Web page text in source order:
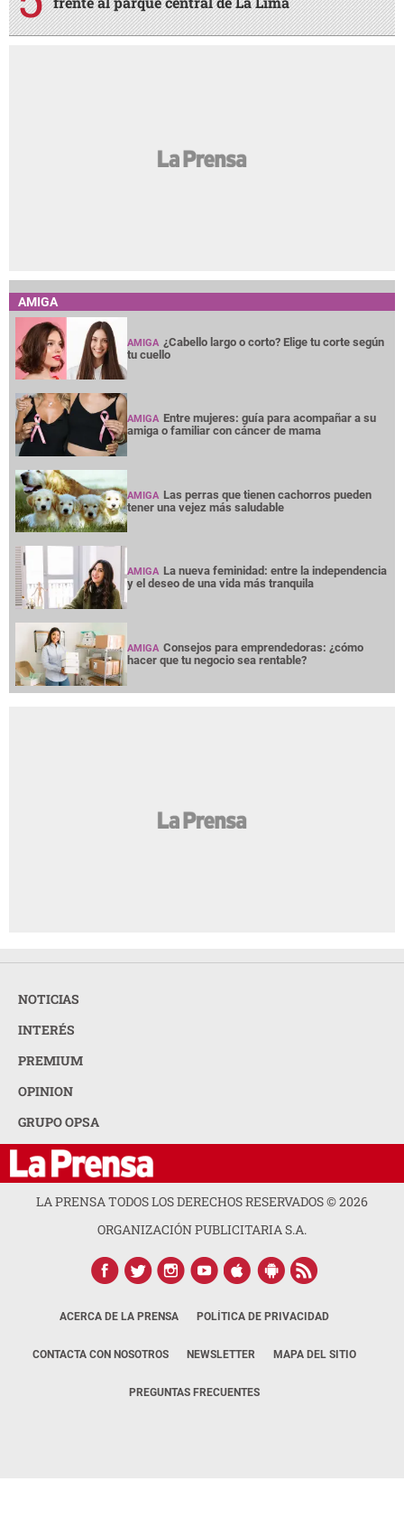
AMIGA
AMIGA ¿Cabello largo o corto? Elige tu corte según
tu cuello
AMIGA Entre mujeres: guía para acompañar a su
amiga o familiar con cáncer de mama
AMIGA Las perras que tienen cachorros pueden
tener una vejez más saludable
AMIGA La nueva feminidad: entre la independencia
y el deseo de una vida más tranquila
AMIGA Consejos para emprendedoras: ¿cómo
hacer que tu negocio sea rentable?
NOTICIAS
INTERÉS
PREMIUM
OPINION
GRUPO OPSA
LA PRENSA TODOS LOS DERECHOS RESERVADOS ©2026
ORGANIZACIÓN PUBLICITARIA S.A.
ACERCA DE LA PRENSA POLÍTICA DE PRIVACIDAD
CONTACTA CON NOSOTROS NEWSLETTER MAPA DEL SITIO
PREGUNTAS FRECUENTES